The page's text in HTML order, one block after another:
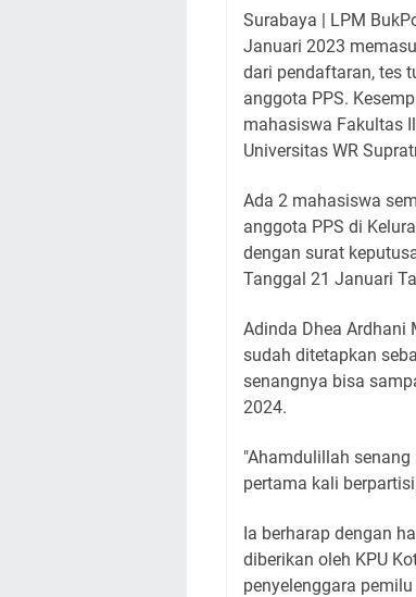
Surabaya | LPM
Januari 2023
dari pendaftaran, tes
anggota PPS.
mahasiswa Fakultas
Universitas WR
Ada 2 mahasiswa
anggota PPS di
dengan surat
Tanggal 21 Januari
Adinda Dhea Ardhani
sudah ditetapkan
senangnya bisa
2024.
"Ahamdulillah
pertama kali
Ia berharap dengan
diberikan oleh KPU
penyelenggara